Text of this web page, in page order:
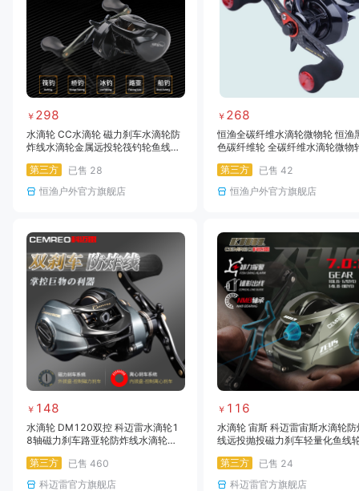
￥ 298
水滴轮 CC水滴轮 磁力刹车水滴轮防
炸线水滴轮金属远投轮筏钓轮鱼线轮
第三方
已售 28
恒渔户外官方旗舰店
￥ 268
恒渔全碳纤维水滴轮微物轮 恒渔
色碳纤维轮 全碳纤维水滴轮微物
第三方
已售 42
恒渔户外官方旗舰店
￥ 148
水滴轮 DM120双控 科迈雷水滴轮1
8轴磁力刹车路亚轮防炸线水滴轮渔
第三方
已售 460
科迈雷官方旗舰店
￥ 116
水滴轮 宙斯 科迈雷宙斯水滴轮防
线远投抛投磁力刹车轻量化鱼线
第三方
已售 24
科迈雷官方旗舰店